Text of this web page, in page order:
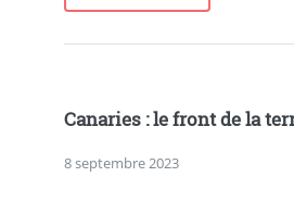
Canaries : le front de la
8 septembre 2023